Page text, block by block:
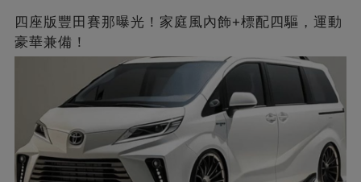
四座版豐田賽那曝光！家庭風內飾+標配四驅，運動
豪華兼備！